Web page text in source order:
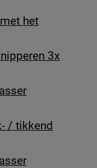
het
3x
/ tikkend